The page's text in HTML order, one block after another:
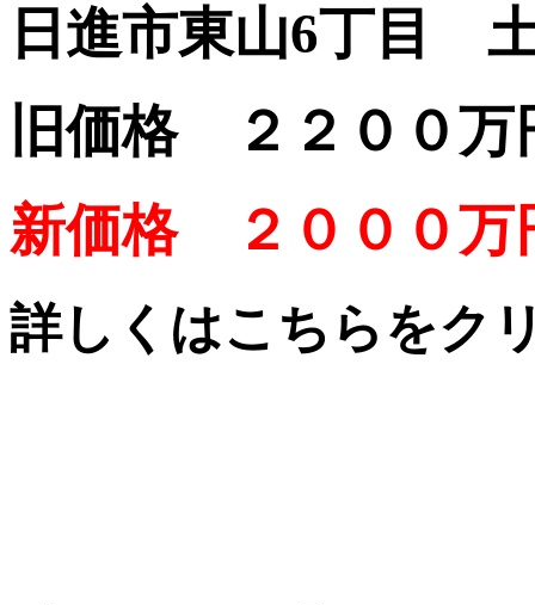
日進市東山6丁目
旧価格 ２２００万
新価格 ２０００万
詳しくはこちらを